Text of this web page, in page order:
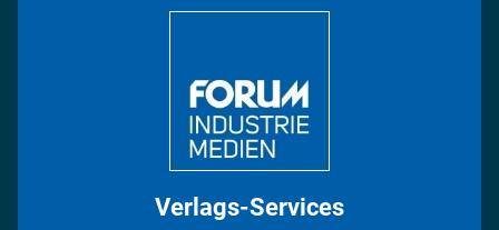
Verlags-Services